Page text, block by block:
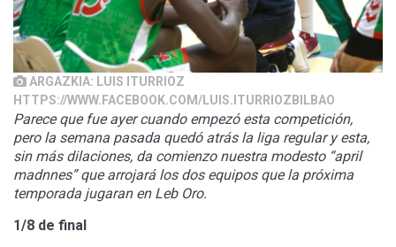
ARGAZKIA: LUIS ITURRIOZ
HTTPS://WWW.FACEBOOK.COM/LUIS.ITURRIOZBILBAO
Parece que fue ayer cuando empezó esta competición,
pero la semana pasada quedó atrás la liga regular y esta,
sin más dilaciones, da comienzo nuestra modesto “april
madnnes” que arrojará los dos equipos que la próxima
temporada jugaran en Leb Oro.
1/8 de final